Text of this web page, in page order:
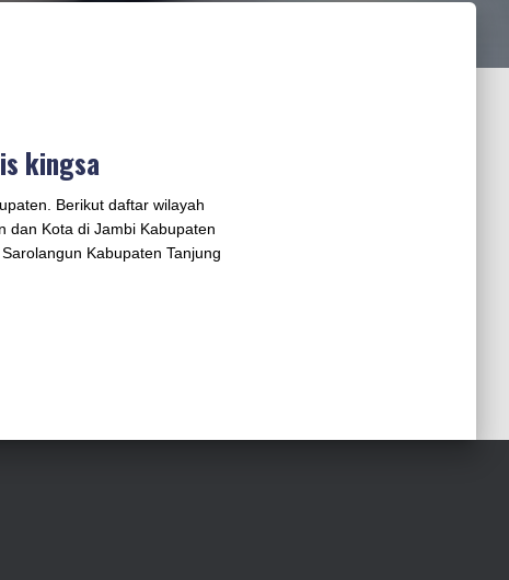
kingsa
Berikut daftar wilayah
dan Kota di Jambi Kabupaten
Kabupaten Tanjung